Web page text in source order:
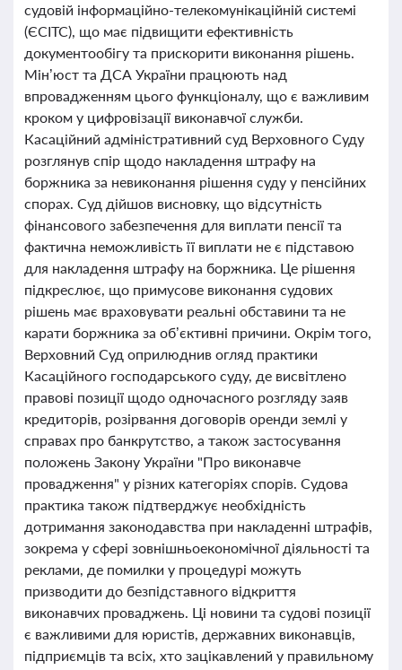
судовій інформаційно-телекомунікаційній системі
(ЄСІТС), що має підвищити ефективність
документообігу та прискорити виконання рішень.
Мін’юст та ДСА України працюють над
впровадженням цього функціоналу, що є важливим
кроком у цифровізації виконавчої служби.
Касаційний адміністративний суд Верховного Суду
розглянув спір щодо накладення штрафу на
боржника за невиконання рішення суду у пенсійних
спорах. Суд дійшов висновку, що відсутність
фінансового забезпечення для виплати пенсії та
фактична неможливість її виплати не є підставою
для накладення штрафу на боржника. Це рішення
підкреслює, що примусове виконання судових
рішень має враховувати реальні обставини та не
карати боржника за об’єктивні причини. Окрім того,
Верховний Суд оприлюднив огляд практики
Касаційного господарського суду, де висвітлено
правові позиції щодо одночасного розгляду заяв
кредиторів, розірвання договорів оренди землі у
справах про банкрутство, а також застосування
положень Закону України "Про виконавче
провадження" у різних категоріях спорів. Судова
практика також підтверджує необхідність
дотримання законодавства при накладенні штрафів,
зокрема у сфері зовнішньоекономічної діяльності та
реклами, де помилки у процедурі можуть
призводити до безпідставного відкриття
виконавчих проваджень. Ці новини та судові позиції
є важливими для юристів, державних виконавців,
підприємців та всіх, хто зацікавлений у правильному